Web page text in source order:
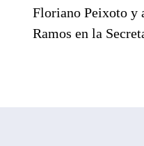
Floriano Peixoto y
Ramos en la